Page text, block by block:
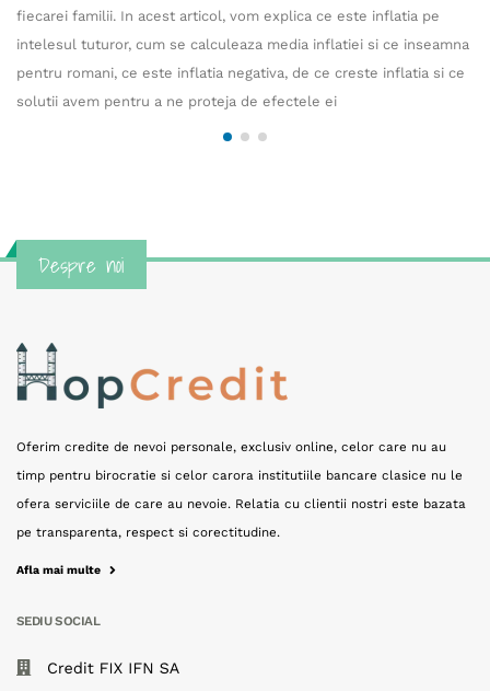
fiecarei familii. In acest articol, vom explica ce este inflatia pe
intelesul tuturor, cum se calculeaza media inflatiei si ce inseamna
pentru romani, ce este inflatia negativa, de ce creste inflatia si ce
solutii avem pentru a ne proteja de efectele ei
Despre noi
Oferim credite de nevoi personale, exclusiv online, celor care nu au
timp pentru birocratie si celor carora institutiile bancare clasice nu le
ofera serviciile de care au nevoie. Relatia cu clientii nostri este bazata
pe transparenta, respect si corectitudine.
Afla mai multe
SEDIU SOCIAL